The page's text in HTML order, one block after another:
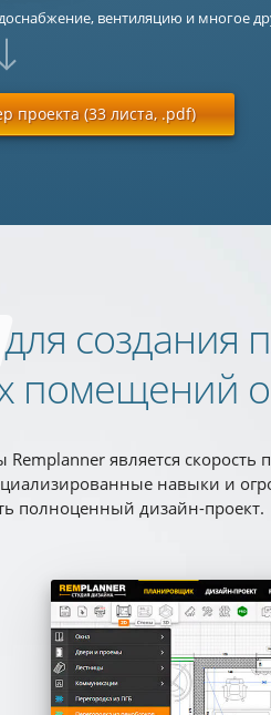
вентиляцию и многое
проекта (33 листа, .pdf)
для создания
помещений
является скорость
навыки и
полноценный дизайн-проект.